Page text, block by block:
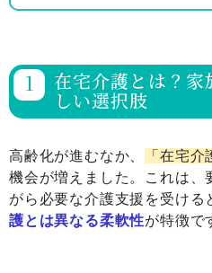
在宅介護とは？
しい選択肢
高齢化が進むなか、 「在宅介
機会が増えました。これは、
がら必要な介護支援を受ける
護とは異なる柔軟性が特徴で